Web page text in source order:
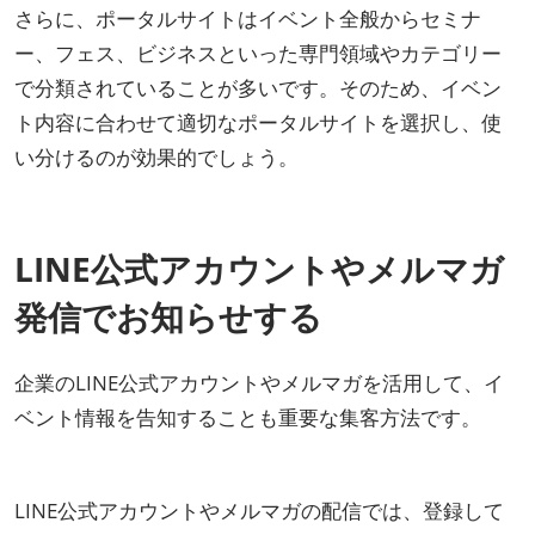
さらに、ポータルサイトはイベント全般からセミナ
ー、フェス、ビジネスといった専門領域やカテゴリー
で分類されていることが多いです。そのため、イベン
ト内容に合わせて適切なポータルサイトを選択し、使
い分けるのが効果的でしょう。
LINE公式アカウントやメルマガ
発信でお知らせする
企業のLINE公式アカウントやメルマガを活用して、イ
ベント情報を告知することも重要な集客方法です。
LINE公式アカウントやメルマガの配信では、登録して